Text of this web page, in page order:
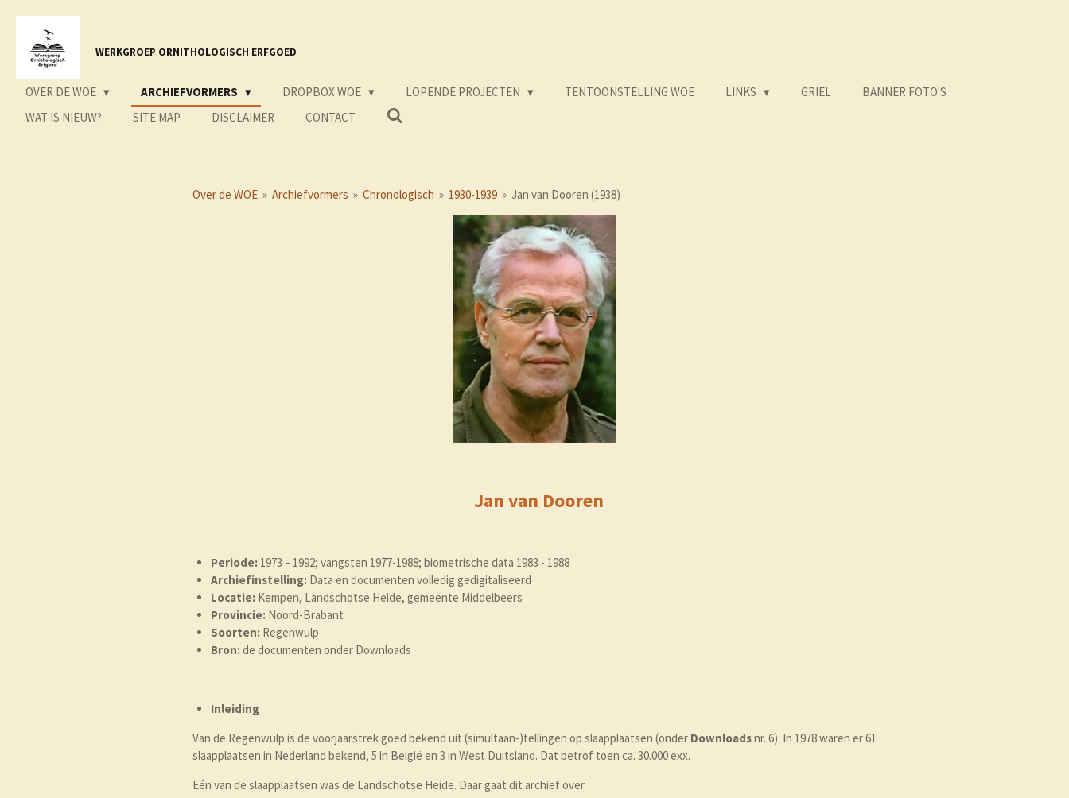
Ga
naar
hoofdinhoud
WERKGROEP ORNITHOLOGISCH ERFGOED
OVER DE WOE ARCHIEFVORMERS DROPBOX WOE LOPENDE PROJECTEN TENTOONSTELLING WOE LINKS GRIEL
BANNER FOTO'S
WAT IS NIEUW?
SITE MAP DISCLAIMER CONTACT
Over de WOE » Archiefvormers » Chronologisch » 1930-1939 » Jan van Dooren (1938)
Jan van Dooren
Periode:1973 – 1992; vangsten 1977-1988; biometrische data 1983 - 1988
Archiefinstelling:Data en documenten volledig gedigitaliseerd
Locatie:Kempen, Landschotse Heide, gemeente Middelbeers
Provincie:Noord-Brabant
Soorten:Regenwulp
Bron:de documenten onder Downloads
Inleiding
Van de Regenwulp is de voorjaarstrek goed bekend uit (simultaan-)tellingen op slaapplaatsen (onder Downloadsnr. 6). In 1978 waren er 61
slaapplaatsen in Nederland bekend, 5 in België en 3 in West Duitsland. Dat betrof toen ca. 30.000 exx.
Eén van de slaapplaatsen was de Landschotse Heide. Daar gaat dit archief over.